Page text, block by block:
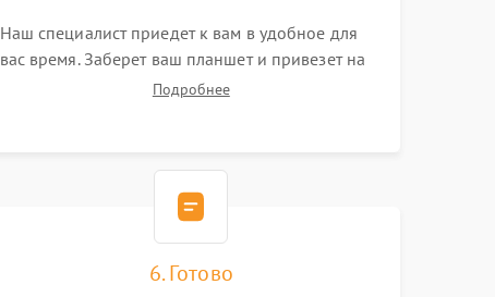
Наш специалист приедет к вам в удобное для
вас время. Заберет ваш планшет и привезет на
склад для диагностики.Подробнее
6. Готово